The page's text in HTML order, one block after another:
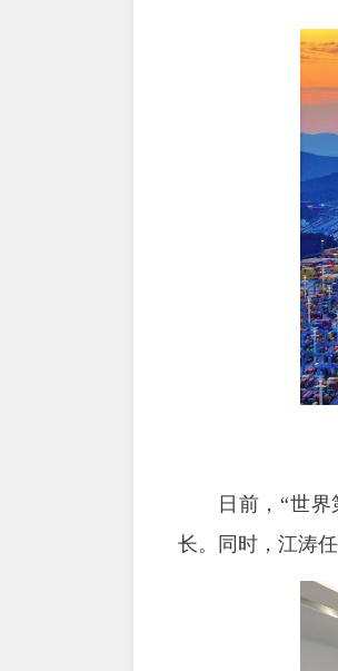
日前，“世
长。同时，江涛